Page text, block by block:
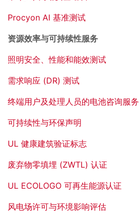
Procyon AI 基准测试
资源效率与可持续性服务
照明安全、性能和能效测试
需求响应 (DR) 测试
终端用户及处理人员的电池咨询服务
可持续性与环保声明
UL 健康建筑验证标志
废弃物零填埋 (ZWTL) 认证
UL ECOLOGO 可再生能源认证
风电场许可与环境影响评估